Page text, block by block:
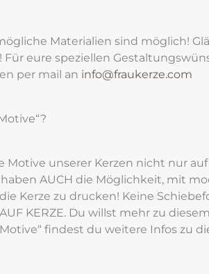
Materialien sind möglich!
Für eure speziellen
per mail an info@fraukerze.com
Motive unserer Kerzen nicht nur
haben AUCH die Möglichkeit, mit
Kerze zu drucken! Keine
KERZE. Du willst mehr zu
findest du weitere Infos zu